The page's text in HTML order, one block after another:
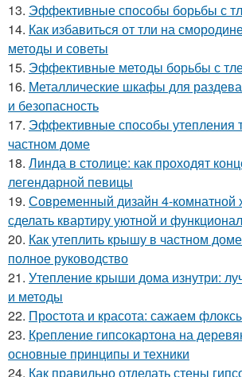
13. Эффективные способы борьбы с
14. Как избавиться от тли на
методы и советы
15. Эффективные методы борьбы с
16. Металлические шкафы для
и безопасность
17. Эффективные способы утепления
частном доме
18. Линда в столице: как проходят
легендарной певицы
19. Современный дизайн 4-комнатной
сделать квартиру уютной и
20. Как утеплить крышу в частном
полное руководство
21. Утепление крыши дома изнутри:
и методы
22. Простота и красота: сажаем
23. Крепление гипсокартона на
основные принципы и техники
24. Как правильно отделать стены